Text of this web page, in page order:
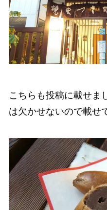
こちらも投稿に載せま
は欠かせないので載せ